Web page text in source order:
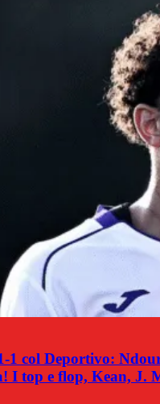
1 col Deportivo:
I top e flop, Kean, J.